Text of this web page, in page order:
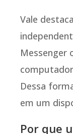
Vale
Messenger
Dessa
em um
Por que